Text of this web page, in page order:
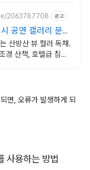
2063787708 광고
공연 갤러리 문화
산방산 뷰 컬러 독채.
경 산책, 호텔급 침구
면, 오류가 발생하게 되
용하는 방법